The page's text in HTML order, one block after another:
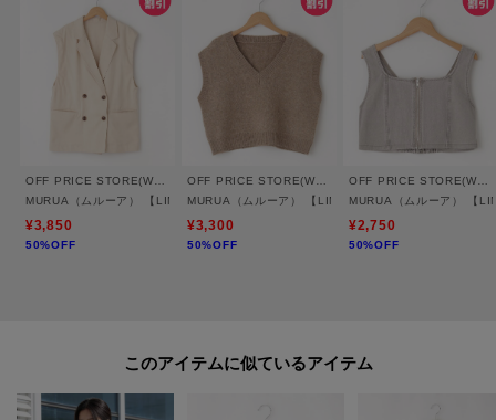
■コーディネイト
シンプルなカットソーやブラウスに重ねるだけで、都会的で洗練されたレイ
ヤードスタイルが完成します。
ハイウエストのワイドパンツを合わせれば、スマートでモダンな装いに仕上
がります。
フロントボタンを開けてラフに羽織る、エフォートレスな大人カジュアルも
日常の幅広いシーンに寄り添う、クリーンな一着です。
※取り扱いについては、商品についている洗濯表示にてご確認下さい。
MURUA（ムルーア） 【LIMITED ITEM】テーラーベスト【SALE/セール/オフプライ
¥3,850
50%OFF
MURUA（ムルーア） 【LIMITED ITEM】ショートニッ
¥3,300
50%OFF
MURUA（ムルーア） 【
¥2,750
50%OFF
このアイテムに似ているアイテム